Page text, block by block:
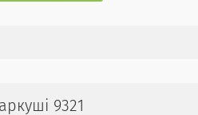
9321